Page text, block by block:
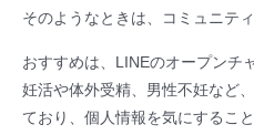
そのようなときは、コミュニテ
おすすめは、LINEのオープンチ
妊活や体外受精、男性不妊など
ており、個人情報を気にするこ